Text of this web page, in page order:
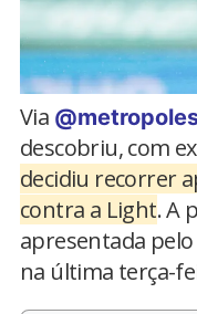
Via
descobriu, com
decidiu recorrer
contra a Light. A
apresentada
na última terça-